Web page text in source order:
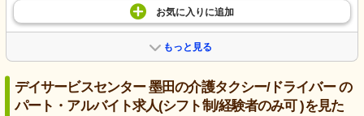
お気に入り に追加
もっと見る
デイサービスセンター 墨田の介護タクシー/ドライバー の
パート・アルバイト求人(シフト制/経験者のみ可 )を見た